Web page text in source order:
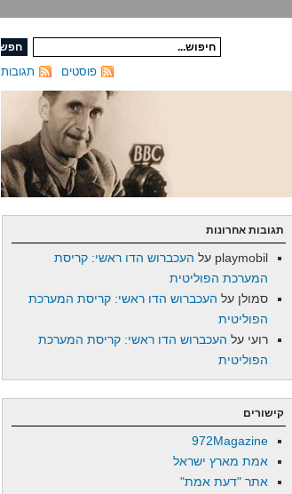
תגובות פוסטים
תגובות אחרונות
playmobil על העכברוש הדו ראשי: קריסת
המערכת הפוליטית
סמולן על העכברוש הדו ראשי: קריסת המערכת
הפוליטית
רועי על העכברוש הדו ראשי: קריסת המערכת
הפוליטית
קישורים
972Magazine
אמת מארץ ישראל
אתר "דעת אמת"